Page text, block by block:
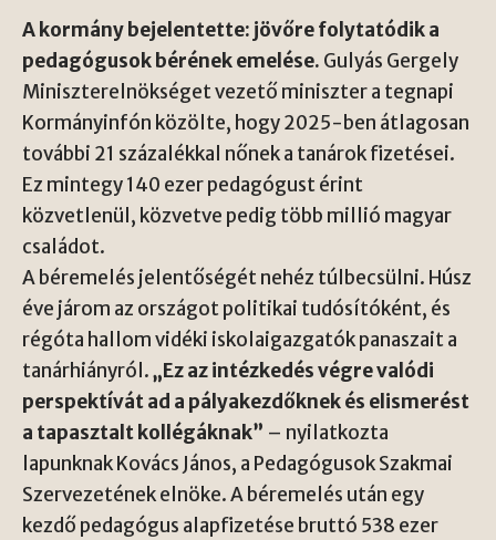
A kormány bejelentette: jövőre folytatódik a
pedagógusok bérének emelése. Gulyás Gergely
Miniszterelnökséget vezető miniszter a tegnapi
Kormányinfón közölte, hogy 2025-ben átlagosan
további 21 százalékkal nőnek a tanárok fizetései.
Ez mintegy 140 ezer pedagógust érint
közvetlenül, közvetve pedig több millió magyar
családot.
A béremelés jelentőségét nehéz túlbecsülni. Húsz
éve járom az országot politikai tudósítóként, és
régóta hallom vidéki iskolaigazgatók panaszait a
tanárhiányról.„Ez az intézkedés végre valódi
perspektívát ad a pályakezdőknek és elismerést
a tapasztalt kollégáknak” – nyilatkozta
lapunknak Kovács János, a Pedagógusok Szakmai
Szervezetének elnöke. A béremelés után egy
kezdő pedagógus alapfizetése bruttó 538 ezer